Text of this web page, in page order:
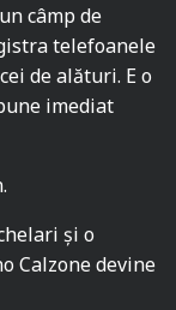
câmp de
telefoanele
de alături. E o
imediat
și o
Calzone devine